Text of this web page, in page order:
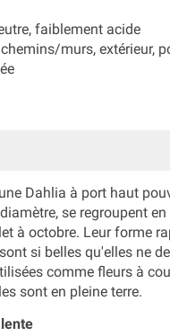
faiblement acide
murs, extérieur,
Dahlia à port haut
se regroupent
à octobre. Leur forme
si belles qu'elles ne
comme fleurs à
sont en pleine terre.